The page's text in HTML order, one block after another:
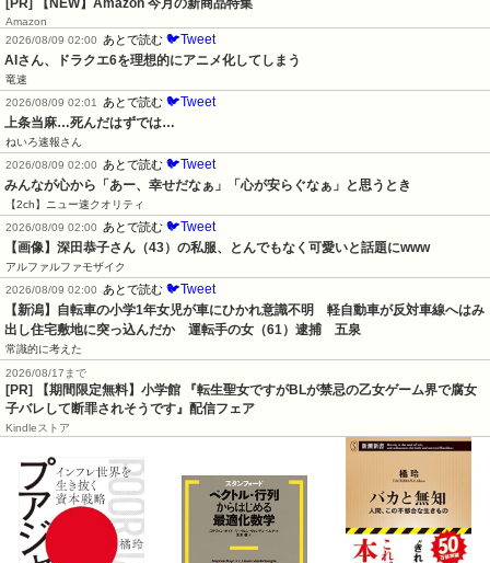
[PR] 【NEW】Amazon 今月の新商品特集
Amazon
2026/08/09 02:00
あとで読む 🐦Tweet
AIさん、ドラクエ6を理想的にアニメ化してしまう
竜速
2026/08/09 02:01
あとで読む 🐦Tweet
上条当麻…死んだはずでは…
ねいろ速報さん
2026/08/09 02:00
あとで読む 🐦Tweet
みんなが心から「あー、幸せだなぁ」「心が安らぐなぁ」と思うとき
【2ch】ニュー速クオリティ
2026/08/09 02:00
あとで読む 🐦Tweet
【画像】深田恭子さん（43）の私服、とんでもなく可愛いと話題にwww
アルファルファモザイク
2026/08/09 02:00
あとで読む 🐦Tweet
【新潟】自転車の小学1年女児が車にひかれ意識不明　軽自動車が反対車線へはみ
出し住宅敷地に突っ込んだか　運転手の女（61）逮捕　五泉
常識的に考えた
2026/08/17まで
[PR] 【期間限定無料】小学館 『転生聖女ですがBLが禁忌の乙女ゲーム界で腐女
子バレして断罪されそうです』配信フェア
Kindleストア